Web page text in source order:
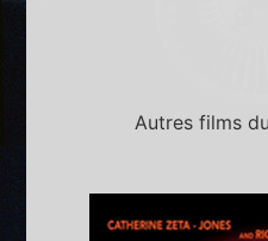
Autres films